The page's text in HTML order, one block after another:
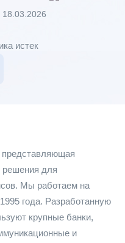
18.03.2026
истек
решения для
Мы работаем на
года. Разработанную
крупные банки,
и